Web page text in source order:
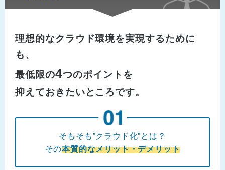
理想的なクラウド環境を実現するために
も、
最低限の4つのポイントを
抑えておきたいところです。
そもそも”クラウド化”とは？
その本質的なメリット・デメリット